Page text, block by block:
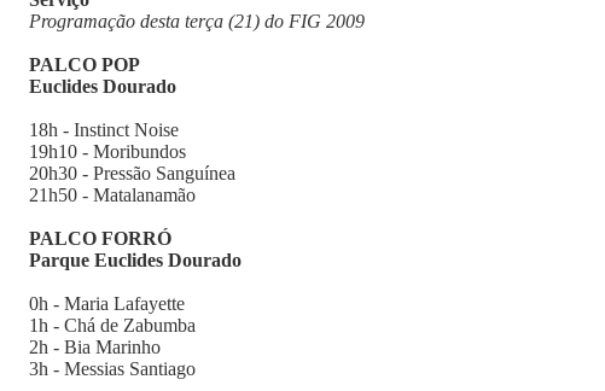
Programação desta terça (21) do FIG 2009
PALCO POP
Euclides Dourado
18h - Instinct Noise
19h10 - Moribundos
20h30 - Pressão Sanguínea
21h50 - Matalanamão
PALCO FORRÓ
Parque Euclides Dourado
0h - Maria Lafayette
1h - Chá de Zabumba
2h - Bia Marinho
3h - Messias Santiago